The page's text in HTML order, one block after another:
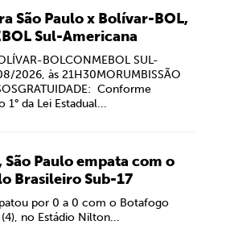
São Paulo x Bolívar-BOL,
Sul-Americana
BOLCONMEBOL SUL-
2026, às 21H30MORUMBISSÃO
Conforme
da Lei Estadual...
São Paulo empata com o
Brasileiro Sub-17
por 0 a 0 com o Botafogo
no Estádio Nilton...